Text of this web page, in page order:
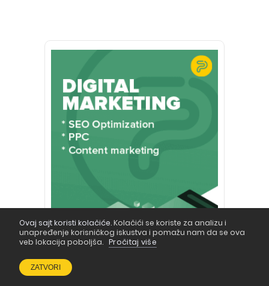
Ovaj sajt koristi kolačiće.Kolačići se koriste za analizu i
unapređenje korisničkog iskustva i pomažu nam da se ova
veb lokacija poboljša. Pročitaj više
ZATVORI